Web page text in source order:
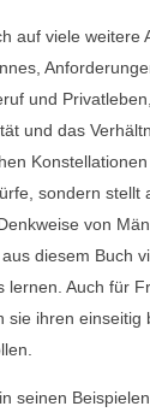
auf viele weitere
und
und das
sondern stellt
von
diesem Buch
lernen. Auch für
sie ihren
seinen